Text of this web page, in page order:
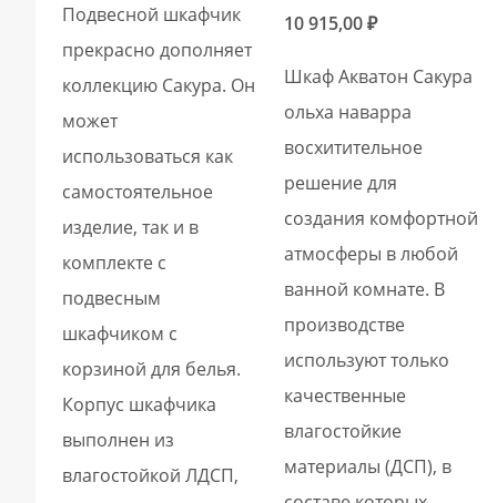
Подвесной шкафчик
прекрасно дополняет
коллекцию Сакура. Он
может
использоваться как
самостоятельное
изделие, так и в
комплекте с
подвесным
шкафчиком с
корзиной для белья.
Корпус шкафчика
выполнен из
влагостойкой ЛДСП,
10 915,00₽
Шкаф Акватон Сакура
ольха наварра
восхитительное
решение для
создания комфортной
атмосферы в любой
ванной комнате. В
производстве
используют только
качественные
влагостойкие
материалы (ДСП), в